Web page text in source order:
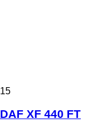
15
DAF XF 440 FT